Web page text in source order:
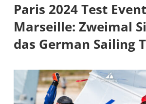
Paris 2024 Test
Marseille: Zweimal
das German Sailing